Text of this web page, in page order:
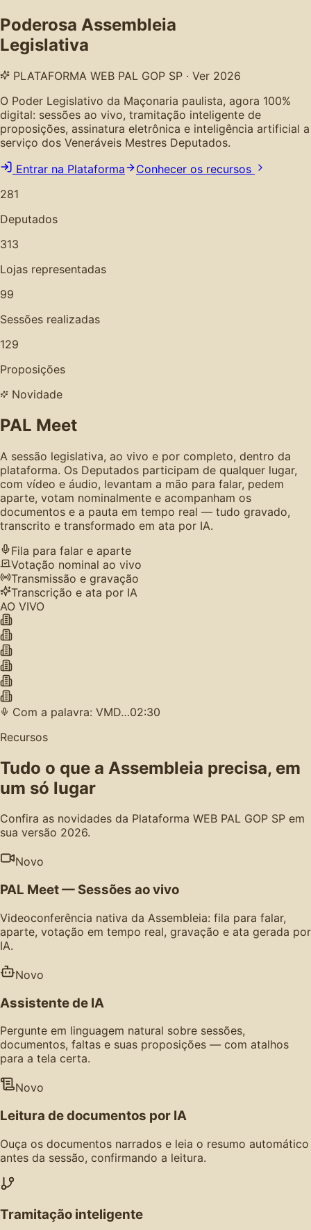
Poderosa Assembleia
Legislativa
PLATAFORMA WEB PAL GOP SP · Ver 2026
O Poder Legislativo da Maçonaria paulista, agora 100%
digital: sessões ao vivo, tramitação inteligente de
proposições, assinatura eletrônica e inteligência artificial a
serviço dos Veneráveis Mestres Deputados.
Entrar na Plataforma
Conhecer os recursos
281
Deputados
313
Lojas representadas
99
Sessões realizadas
129
Proposições
Novidade
PAL Meet
A sessão legislativa, ao vivo e por completo, dentro da
plataforma. Os Deputados participam de qualquer lugar,
com vídeo e áudio, levantam a mão para falar, pedem
aparte, votam nominalmente e acompanham os
documentos e a pauta em tempo real — tudo gravado,
transcrito e transformado em ata por IA.
Fila para falar e aparte
Votação nominal ao vivo
Transmissão e gravação
Transcrição e ata por IA
AO VIVO
Com a palavra: VMD…02:30
Recursos
Tudo o que a Assembleia precisa, em
um só lugar
Confira as novidades da Plataforma WEB PAL GOP SP em
sua versão 2026.
Novo
PAL Meet — Sessões ao vivo
Videoconferência nativa da Assembleia: fila para falar,
aparte, votação em tempo real, gravação e ata gerada por
IA.
Novo
Assistente de IA
Pergunte em linguagem natural sobre sessões,
documentos, faltas e suas proposições — com atalhos
para a tela certa.
Novo
Leitura de documentos por IA
Ouça os documentos narrados e leia o resumo automático
antes da sessão, confirmando a leitura.
Tramitação inteligente